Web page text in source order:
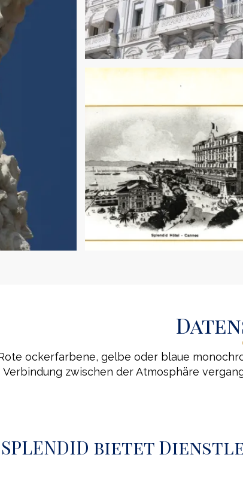
ockerfarbene, gelbe oder blaue
Verbindung zwischen der Atmosphäre
bietet